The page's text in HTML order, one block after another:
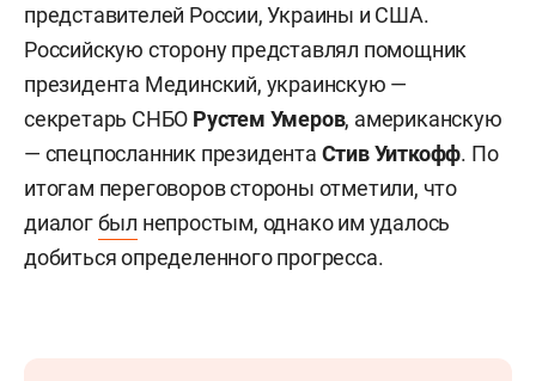
представителей России, Украины и США.
Российскую сторону представлял помощник
президента Мединский, украинскую —
секретарь СНБО Рустем Умеров, американскую
— спецпосланник президента Стив Уиткофф. По
итогам переговоров стороны отметили, что
диалогбыл непростым, однако им удалось
добиться определенного прогресса.